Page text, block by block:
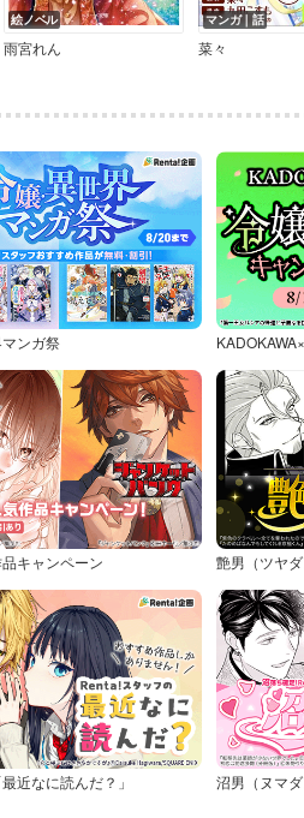
絵ノベル
雨宮れん
マンガ｜話
菜々
ンガ祭
キャンペーン 艶男（ツヤ
近なに読んだ？」 沼男（ヌマ